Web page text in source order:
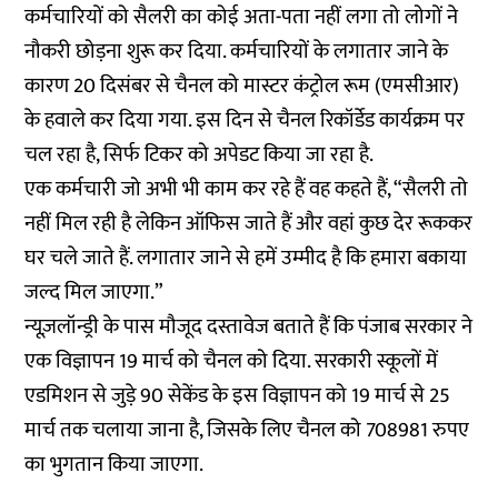
कर्मचारियों को सैलरी का कोई अता-पता नहीं लगा तो लोगों ने
नौकरी छोड़ना शुरू कर दिया. कर्मचारियों के लगातार जाने के
कारण 20 दिसंबर से चैनल को मास्टर कंट्रोल रूम (एमसीआर)
के हवाले कर दिया गया. इस दिन से चैनल रिकॉर्डेड कार्यक्रम पर
चल रहा है, सिर्फ टिकर को अपेडट किया जा रहा है.
एक कर्मचारी जो अभी भी काम कर रहे हैं वह कहते हैं, “सैलरी तो
नहीं मिल रही है लेकिन ऑफिस जाते हैं और वहां कुछ देर रूककर
घर चले जाते हैं. लगातार जाने से हमें उम्मीद है कि हमारा बकाया
जल्द मिल जाएगा.”
न्यूज़लॉन्ड्री के पास मौजूद दस्तावेज बताते हैं कि पंजाब सरकार ने
एक विज्ञापन 19 मार्च को चैनल को दिया. सरकारी स्कूलों में
एडमिशन से जुड़े 90 सेकेंड के इस विज्ञापन को 19 मार्च से 25
मार्च तक चलाया जाना है, जिसके लिए चैनल को 708981 रुपए
का भुगतान किया जाएगा.